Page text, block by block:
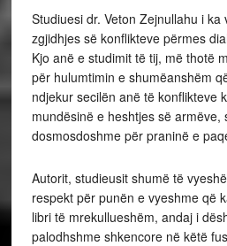
Studiuesi dr. Veton Zejnullahu i
zgjidhjes së konflikteve përmes
Kjo anë e studimit të tij, më thotë
për hulumtimin e shumëanshëm
ndjekur secilën anë të konflikteve
mundësinë e heshtjes së
dosmosdoshme për praninë e
Autorit, studieusit shumë të
respekt për punën e vyeshme që
libri të mrekullueshëm, andaj i
palodhshme shkencore në këtë